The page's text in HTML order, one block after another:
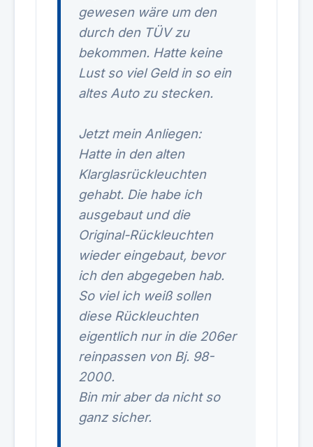
gewesen wäre um den
durch den TÜV zu
bekommen. Hatte keine
Lust so viel Geld in so ein
altes Auto zu stecken.
Jetzt mein Anliegen:
Hatte in den alten
Klarglasrückleuchten
gehabt. Die habe ich
ausgebaut und die
Original-Rückleuchten
wieder eingebaut, bevor
ich den abgegeben hab.
So viel ich weiß sollen
diese Rückleuchten
eigentlich nur in die 206er
reinpassen von Bj. 98-
2000.
Bin mir aber da nicht so
ganz sicher.